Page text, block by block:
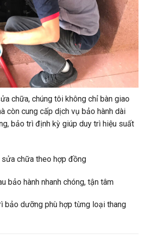
chữa, chúng tôi không chỉ bàn giao
còn cung cấp dịch vụ bảo hành dài
bảo trì định kỳ giúp duy trì hiệu suất
sửa chữa theo hợp đồng
bảo hành nhanh chóng, tận tâm
bảo dưỡng phù hợp từng loại thang